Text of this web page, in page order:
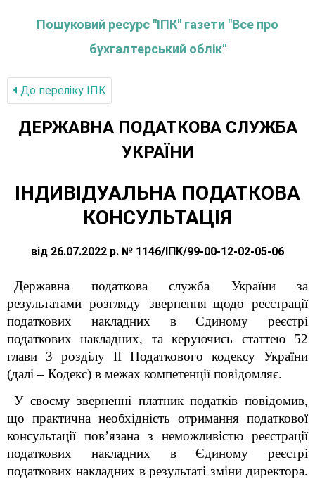
Пошуковий ресурс "ІПК" газети "Все про
бухгалтерський облік"
До переліку IПК
ДЕРЖАВНА ПОДАТКОВА СЛУЖБА
УКРАЇНИ
ІНДИВІДУАЛЬНА ПОДАТКОВА
КОНСУЛЬТАЦІЯ
від 26.07.2022 р. № 1146/ІПК/99-00-12-02-05-06
Державна податкова служба України за
результатами розгляду звернення щодо реєстрації
податкових накладних в Єдиному реєстрі
податкових накладних, та керуючись статтею 52
глави 3 розділу ІІ Податкового кодексу України
(далі – Кодекс) в межах компетенції повідомляє.
У своєму зверненні платник податків повідомив,
що практична необхідність отримання податкової
консультації пов’язана з неможливістю реєстрації
податкових накладних в Єдиному реєстрі
податкових накладних в результаті зміни директора.